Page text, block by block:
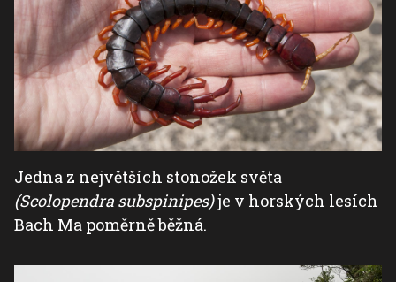
Jedna z největších stonožek světa
(Scolopendra subspinipes)je v horských lesích
Bach Ma poměrně běžná.